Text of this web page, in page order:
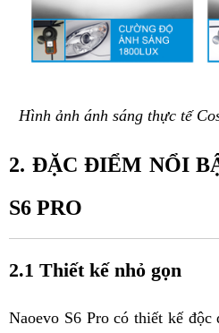
Hình ảnh ánh sáng thực tế
2. ĐẶC ĐIỂM NỔI
S6 PRO
2.1 Thiết kế nhỏ gọn
Naoevo S6 Pro có thiết kế độc